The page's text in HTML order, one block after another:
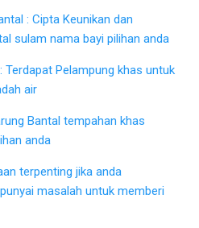
: Cipta Keunikan dan
sulam nama bayi pilihan anda
Terdapat Pelampung khas untuk
air
Bantal tempahan khas
anda
terpenting jika anda
masalah untuk memberi